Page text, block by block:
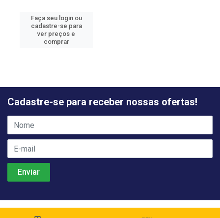
Faça seu login ou
cadastre-se para
ver preços e
comprar
Cadastre-se para receber nossas ofertas!